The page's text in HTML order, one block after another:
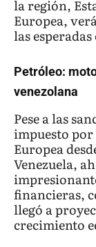
la región,
Europea,
las
Petróleo:
venezolana
Pese a las
impuesto
Europea
Venezuela,
financieras,
llegó a
crecimiento